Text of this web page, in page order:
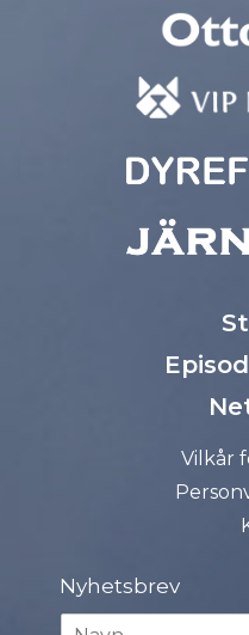
Vilkår
Nyhetsbrev